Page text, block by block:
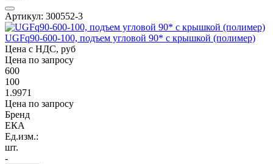
Артикул: 300552-3
UGFq90-600-100, подъем угловой 90* с крышкой (полимер)
Цена с НДС, руб
Цена по запросу
600
100
1.9971
Цена по запросу
Бренд
ЕКА
Ед.изм.:
шт.
-